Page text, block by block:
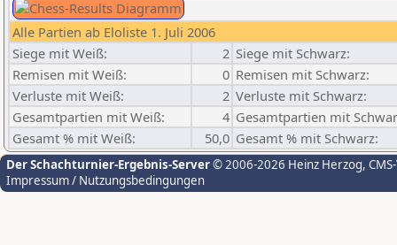
Alle Partien ab Eloliste 1. Juli 2006
Siege mit Weiß:
2 Siege mit Schwarz:
Remisen mit Weiß:
0 Remisen mit Schwarz:
Verluste mit Weiß:
2 Verluste mit Schwarz:
Gesamtpartien mit Weiß:
4 Gesamtpartien mit
Gesamt % mit Weiß:
50,0 Gesamt % mit Schwarz:
Der Schachturnier-Ergebnis-Server© 2006-2026 Heinz Herzog,
Impressum / Nutzungsbedingungen